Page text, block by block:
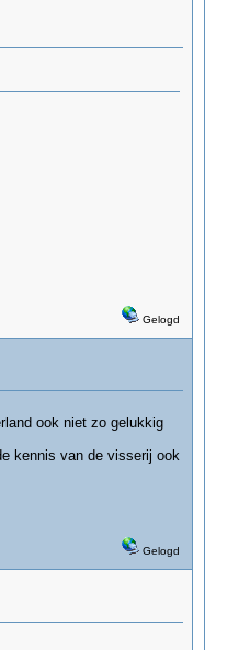
Gelogd
ook niet zo gelukkig
kennis van de visserij ook
Gelogd